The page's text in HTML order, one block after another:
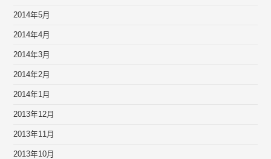
2014年5月
2014年4月
2014年3月
2014年2月
2014年1月
2013年12月
2013年11月
2013年10月